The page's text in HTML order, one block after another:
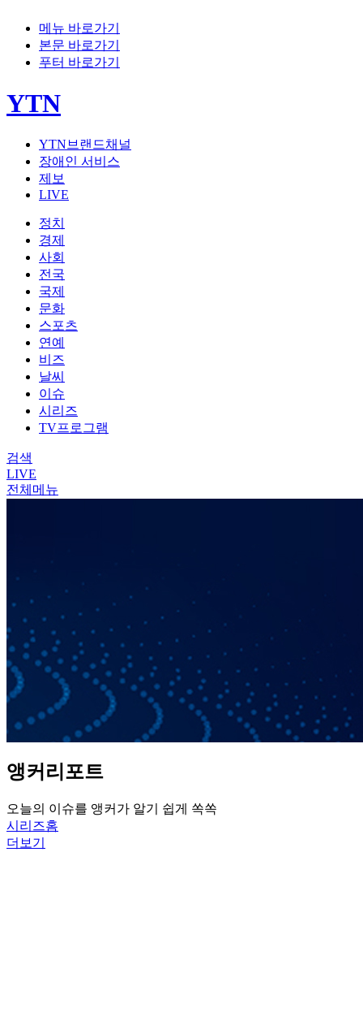
메뉴 바로가기
본문 바로가기
푸터 바로가기
YTN
YTN브랜드채널
장애인 서비스
제보
LIVE
정치
경제
사회
전국
국제
문화
스포츠
연예
비즈
날씨
이슈
시리즈
TV프로그램
검색
LIVE
전체메뉴
앵커리포트
오늘의 이슈를 앵커가 알기 쉽게 쏙쏙
시리즈홈
더보기